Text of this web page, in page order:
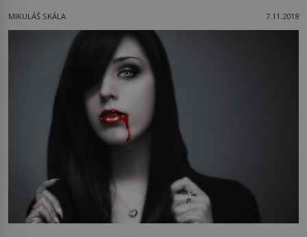
MIKULÁŠ SKÁLA 7.11.2018